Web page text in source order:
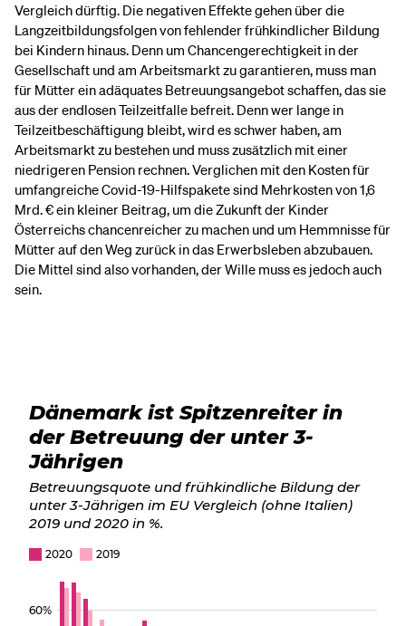
Vergleich dürftig. Die negativen Effekte gehen über die
Langzeitbildungsfolgen von fehlender frühkindlicher Bildung
bei Kindern hinaus. Denn um Chancengerechtigkeit in der
Gesellschaft und am Arbeitsmarkt zu garantieren, muss man
für Mütter ein adäquates Betreuungsangebot schaffen, das sie
aus der endlosen Teilzeitfalle befreit. Denn wer lange in
Teilzeitbeschäftigung bleibt, wird es schwer haben, am
Arbeitsmarkt zu bestehen und muss zusätzlich mit einer
niedrigeren Pension rechnen. Verglichen mit den Kosten für
umfangreiche Covid-19-Hilfspakete sind Mehrkosten von 1,6
Mrd. € ein kleiner Beitrag, um die Zukunft der Kinder
Österreichs chancenreicher zu machen und um Hemmnisse für
Mütter auf den Weg zurück in das Erwerbsleben abzubauen.
Die Mittel sind also vorhanden, der Wille muss es jedoch auch
sein.